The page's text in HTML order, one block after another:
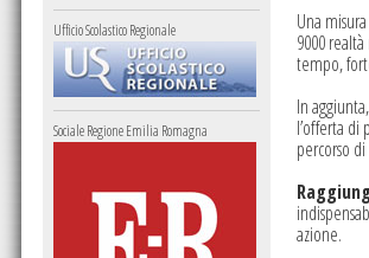
Una
9000
tempo,
In
l’offerta
percorso
azione.
Ufficio Scolastico Regionale
Sociale Regione Emilia Romagna